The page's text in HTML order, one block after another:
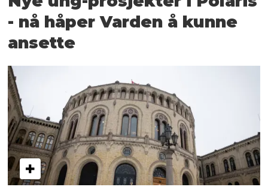
- nå håper Varden å kunne
ansette